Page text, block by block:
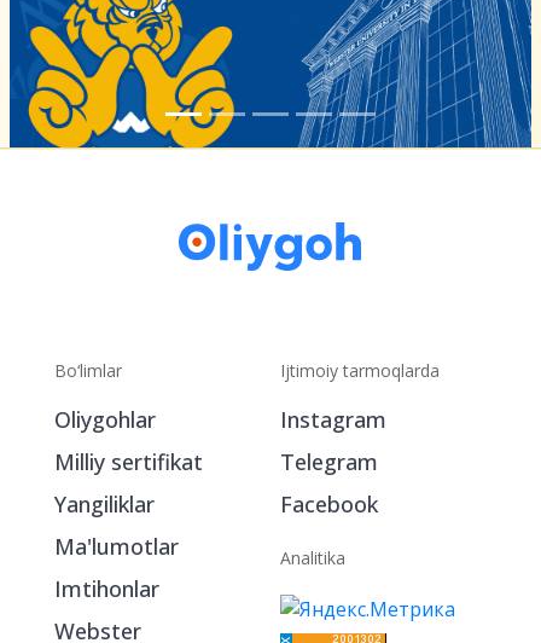
Bo‘limlar
Oliygohlar
Milliy sertifikat
Yangiliklar
Ma'lumotlar
Imtihonlar
Webster
Ijtimoiy tarmoqlarda
Instagram
Telegram
Facebook
Analitika